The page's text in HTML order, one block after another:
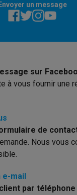
Envoyer un message
sur
à vous fournir une
de
Nous vous
e-mail
par téléphone